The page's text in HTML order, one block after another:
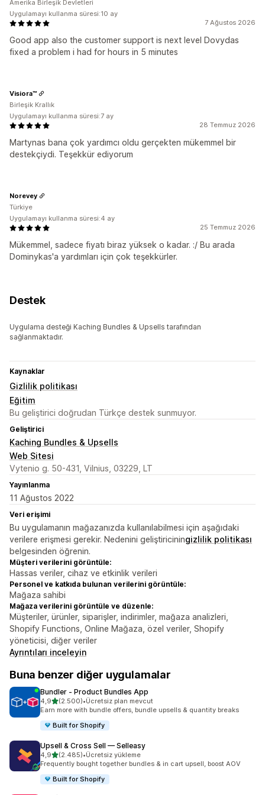
7 Ağustos 2026
Good app also the customer support is next level Dovydas
fixed a problem i had for hours in 5 minutes
Amerika Birleşik Devletleri
Uygulamayı kullanma süresi:10 ay
28 Temmuz 2026
Martynas bana çok yardımcı oldu gerçekten mükemmel bir
destekçiydi. Teşekkür ediyorum
Visiora™
Birleşik Krallık
Uygulamayı kullanma süresi:7 ay
25 Temmuz 2026
Mükemmel, sadece fiyatı biraz yüksek o kadar. :/ Bu arada
Dominykas'a yardımları için çok teşekkürler.
Norevey
Türkiye
Uygulamayı kullanma süresi:4 ay
Destek
Uygulama desteği Kaching Bundles & Upsells tarafından
sağlanmaktadır.
Kaynaklar
Gizlilik politikası
Eğitim
Bu geliştirici doğrudan Türkçe destek sunmuyor.
Geliştirici
Kaching Bundles & Upsells
Web Sitesi
Vytenio g. 50-431, Vilnius, 03229, LT
Yayınlanma
11 Ağustos 2022
Veri erişimi
Bu uygulamanın mağazanızda kullanılabilmesi için aşağıdaki
verilere erişmesi gerekir. Nedenini geliştiriciningizlilik politikası
belgesinden öğrenin.
Müşteri verilerini görüntüle:
Hassas veriler, cihaz ve etkinlik verileri
Personel ve katkıda bulunan verilerini görüntüle:
Mağaza sahibi
Mağaza verilerini görüntüle ve düzenle:
Müşteriler, ürünler, siparişler, indirimler, mağaza analizleri,
Shopify Functions, Online Mağaza, özel veriler, Shopify
yöneticisi, diğer veriler
Ayrıntıları inceleyin
Buna benzer diğer uygulamalar
Bundler ‑ Product Bundles App
4,95 yıldız üzerinden
(2.500)
toplam 2500 değerlendirme
•Ücretsiz plan mevcut
Earn more with bundle offers, bundle upsells & quantity breaks
Built for Shopify
Upsell & Cross Sell — Selleasy
4,95 yıldız üzerinden
(2.485)
toplam 2485 değerlendirme
•Ücretsiz yükleme
Frequently bought together bundles & in cart upsell, boost AOV
Built for Shopify